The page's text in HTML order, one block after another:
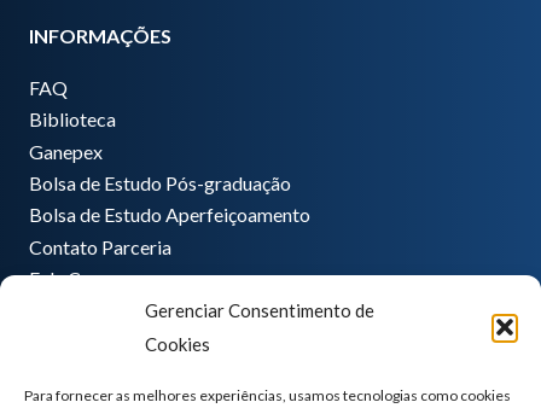
Gerenciar Consentimento de
Cookies
Para fornecer as melhores experiências, usamos tecnologias como cookies
INFORMAÇÕES
FAQ
Biblioteca
Ganepex
Bolsa de Estudo Pós-graduação
Bolsa de Estudo Aperfeiçoamento
Contato Parceria
Fale Conosco
informatica@ganeplar.com.br